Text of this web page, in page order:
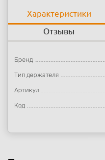
Характеристики
Отзывы
Бренд
Тип держателя
Артикул
Код